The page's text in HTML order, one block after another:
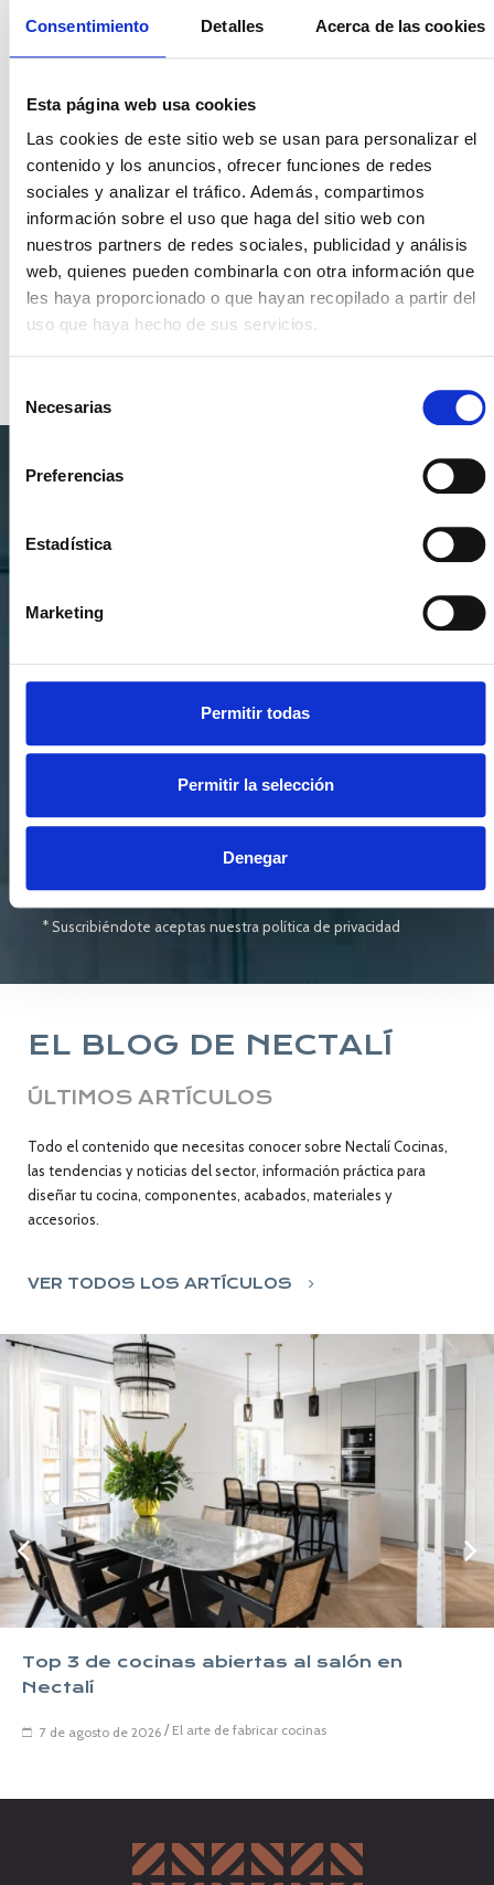
Consentimiento Detalles Acerca de las cookies
Esta página web usa cookies
Las cookies de este sitio web se usan para personalizar el
contenido y los anuncios, ofrecer funciones de redes
sociales y analizar el tráfico. Además, compartimos
información sobre el uso que haga del sitio web con
nuestros partners de redes sociales, publicidad y análisis
web, quienes pueden combinarla con otra información que
les haya proporcionado o que hayan recopilado a partir del
uso que haya hecho de sus servicios.
Necesarias
Preferencias
Estadística
Marketing
Permitir todas
Permitir la selección
Denegar
SOLUCIONES A MEDIDA
¿ERES PROFESIONAL?
Si eres interiorista, decorador, reformista o promotor de obra
nueva, disponemos de un equipo experto en profesionales que
se encargará de atender todas tus necesidades como
profesional.
SUSCRÍBETE A NUESTRA
Si quieres estar al día en todas las novedades, tendencias y
cocinas, o un profesional del sector, déjanos tus datos y
* Suscribiéndote aceptas nuestra política de privacidad
EL BLOG DE NECTALÍ
ÚLTIMOS ARTÍCULOS
Todo el contenido que necesitas conocer sobre Nectalí Cocinas,
las tendencias y noticias del sector, información práctica para
diseñar tu cocina, componentes, acabados, materiales y
accesorios.
VER TODOS LOS ARTÍCULOS
Top 3 de cocinas abiertas al salón en
Nectalí
7 de agosto de 2026 / El arte de fabricar cocinas